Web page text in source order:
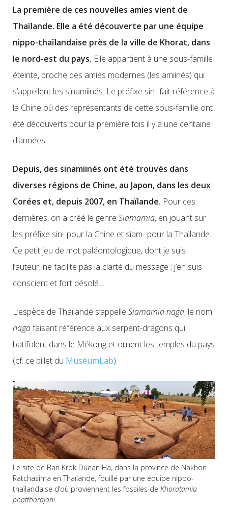
La première de ces nouvelles amies vient de
Thaïlande. Elle a été découverte par une équipe
nippo-thaïlandaise près de la ville de Khorat, dans
le nord-est du pays. Elle appartient à une sous-famille
éteinte, proche des amies modernes (les amiinés) qui
s’appellent les sinamiinés. Le préfixe sin- fait référence à
la Chine où des représentants de cette sous-famille ont
été découverts pour la première fois il y a une centaine
d’années.
Depuis, des sinamiinés ont été trouvés dans
diverses régions de Chine, au Japon, dans les deux
Corées et, depuis 2007, en Thaïlande. Pour ces
dernières, on a créé le genre Siamamia, en jouant sur
les préfixe sin- pour la Chine et siam- pour la Thaïlande.
Ce petit jeu de mot paléontologique, dont je suis
l’auteur, ne facilite pas la clarté du message ; j’en suis
conscient et fort désolé…
L’espèce de Thaïlande s’appelle Siamamia naga, le nom
nagafaisant référence aux serpent-dragons qui
batifolent dans le Mékong et ornent les temples du pays
(cf. ce billet du MuséumLab).
Le site de Ban Krok Duean Ha, dans la province de Nakhon
Ratchasima en Thaïlande, fouillé par une équipe nippo-
thaïlandaise d’où proviennent les fossiles de Khoratamia
phattharajani.